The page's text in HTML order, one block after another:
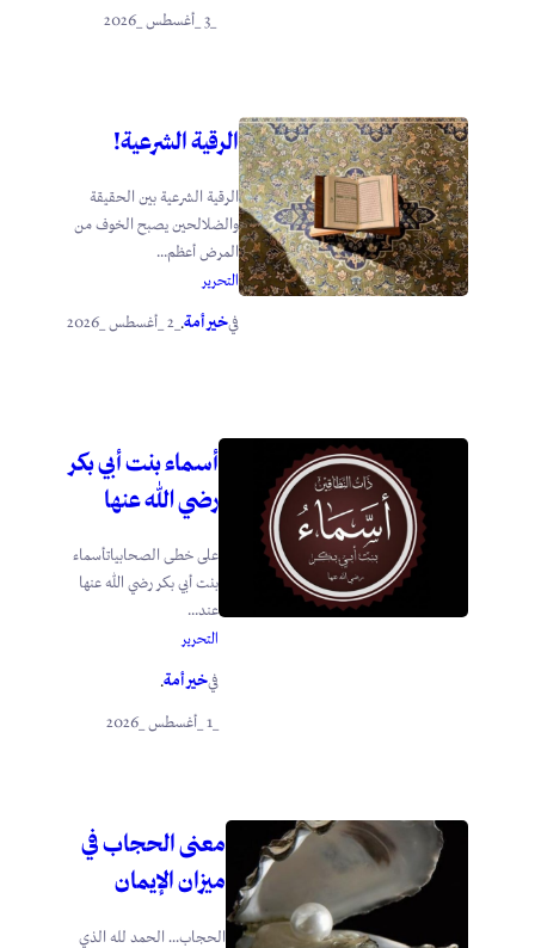
الرقية الشرعية!
الرقية الشرعية بين الحقيقة
والضلالحين يصبح الخوف من
المرض أعظم...
التحرير
فيخير أمة.
أسماء بنت أبي بكر
رضي الله عنها
على خطى الصحابياتأسماء
بنت أبي بكر رضي الله عنها
عند...
التحرير
فيخير أمة.
_1 _أغسطس _2026
معنى الحجاب في
ميزان الإيمان
الحجاب… الحمد لله الذي